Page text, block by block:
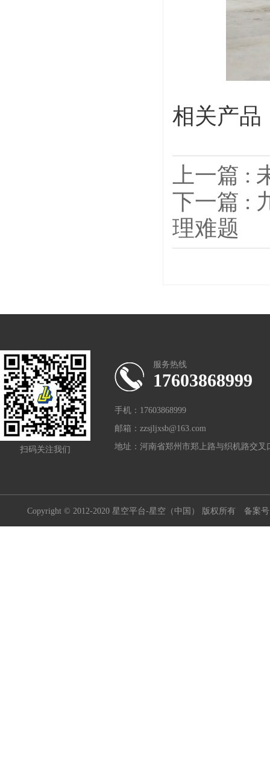
相关产品
上一篇 :
下一篇 :
理难题
扫码关注我们
服务热线
17603868999
手机：17603868999
邮箱：zzsjljxsb@163.com
地址：河南省郑州市郑上路与织机路交叉
Copyright © 2012-2020 星空平台-星空（中国） 版权所有 备案